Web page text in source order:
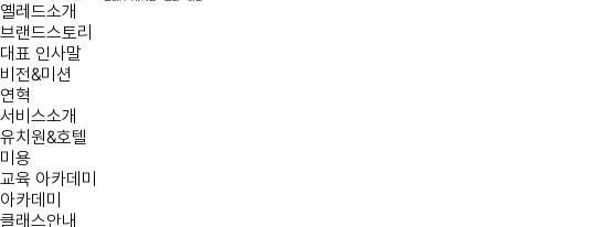
옐레드소개
브랜드스토리
대표 인사말
비전&미션
연혁
서비스소개
유치원&호텔
미용
교육 아카데미
아카데미
클래스안내